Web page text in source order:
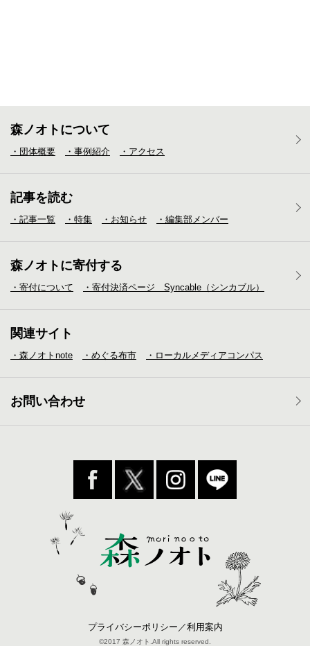
森ノオトについて
・団体概要 ・事例紹介 ・アクセス
記事を読む
・記事一覧 ・特集 ・お知らせ ・編集部メンバー
森ノオトに寄付する
・寄付について ・寄付決済ページ Syncable（シンカブル）
関連サイト
・森ノオトnote ・めぐる布市 ・ローカルメディア コンパス
お問い合わせ
プライバシーポリシー／利用案内
©2017 森ノオト.All rights reserved.